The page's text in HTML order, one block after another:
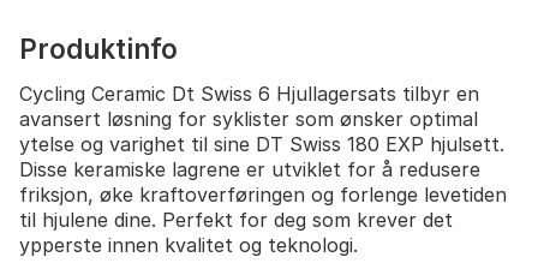
Produktinfo
Cycling Ceramic Dt Swiss 6 Hjullagersats tilbyr en
avansert løsning for syklister som ønsker optimal
ytelse og varighet til sine DT Swiss 180 EXP hjulsett.
Disse keramiske lagrene er utviklet for å redusere
friksjon, øke kraftoverføringen og forlenge levetiden
til hjulene dine. Perfekt for deg som krever det
ypperste innen kvalitet og teknologi.